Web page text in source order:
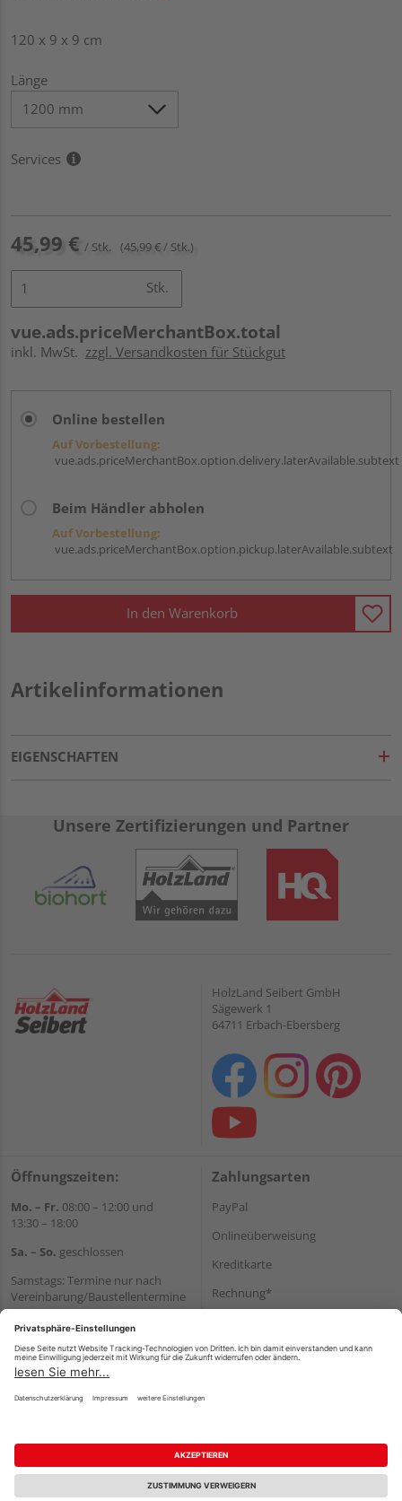
120 x 9 x 9 cm
Länge
Services
45,99 € / Stk. (45,99 € / Stk.)
Stk.
vue.ads.priceMerchantBox.total
inkl. MwSt. zzgl. Versandkosten für Stückgut
Online bestellen
Auf Vorbestellung:
vue.ads.priceMerchantBox.option.delivery.laterAvailable.subtext
Beim Händler abholen
Auf Vorbestellung:
vue.ads.priceMerchantBox.option.pickup.laterAvailable.subtext
In den Warenkorb
Artikelinformationen
EIGENSCHAFTEN
Unsere Zertifizierungen und Partner
HolzLand Seibert GmbH
Sägewerk 1
64711 Erbach-Ebersberg
Öffnungszeiten:
Mo. – Fr. 08:00 – 12:00 und
13:30 – 18:00
Sa. – So. geschlossen
Samstags: Termine nur nach
Vereinbarung/Baustellentermine
Wir helfen Ihnen gerne
weiter
Tel.:+49 6062 956180
E-Mail:shop@holzland-seibert.de
Zahlungsarten
PayPal
Onlineüberweisung
Kreditkarte
Rechnung*
Versand
Impressum AGB Widerruf
Datenschutz
Reservierungsbedingungen
Vertrag widerrufen